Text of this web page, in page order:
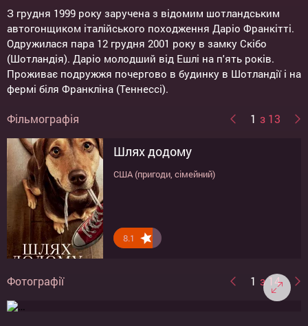
З грудня 1999 року заручена з відомим шотландським
автогонщиком італійського походження Даріо Франкітті.
Одружилася пара 12 грудня 2001 року в замку Скібо
(Шотландія). Даріо молодший від Ешлі на п'ять років.
Проживає подружжя почергово в будинку в Шотландії і на
фермі біля Франкліна (Теннессі).
Фільмографія 1 з 13
Шлях додому
США (пригоди, сімейний)
8.1
Історія дельфіна 2
США (драма, сімейний)
6.1
Дівергент
США (фантастика, бойовик, пригоди,
7.9
Падіння Олімпу
США (трилер, бойовик)
7.9
Історія дельфіна
США (мелодрама)
8.9
Липучка
США, Німеччина (комедія, кримінал)
8.4
Зубна фея
США, Канада (комедія)
8
Подвійний прорахунок
Німеччина, США, Канада (трилер, драма)
7.3
Божественні таємниці жіночої
солідарності
6.3
Глюки
США (трилер, драма)
5.5
Любимчик
США/Великобритания / (драма, комедія)
6.3
Амнезія
США (трилер)
6.6
Сутичка
США (трилер, драма, бойовик)
9.5
Фотографії 1 з 14